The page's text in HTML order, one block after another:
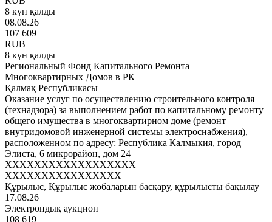
8 күн қалды
08.08.26
107 609
RUB
8 күн қалды
Региональный Фонд Капитального Ремонта
Многоквартирных Домов в РК
Қалмақ Республикасы
Оказание услуг по осуществлению строительного контроля
(технадзора) за выполнением работ по капитальному ремонту
общего имущества в многоквартирном доме (ремонт
внутридомовой инженерной системы электроснабжения),
расположенном по адресу: Республика Калмыкия, город
Элиста, 6 микрорайон, дом 24
XXXXXXXXXXXXXXXXXX
XXXXXXXXXXXXXXXX
Құрылыс, Құрылыс жобаларын басқару, құрылысты бақылау
17.08.26
Электрондық аукцион
108 619